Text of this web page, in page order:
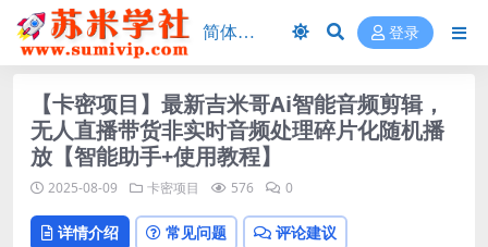
登录
【卡密项目】最新吉米哥Ai智能音频剪辑，
无人直播带货非实时音频处理碎片化随机播
放【智能助手+使用教程】
2025-08-09 卡密项目 576 0
详情介绍 常见问题 评论建议